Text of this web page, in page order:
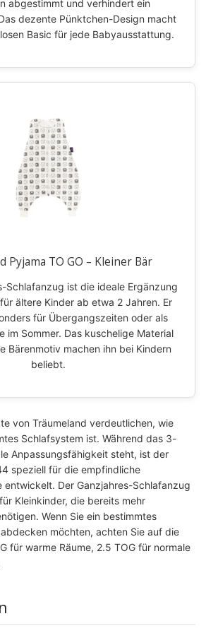
abgestimmt und verhindert ein
dezente Pünktchen-Design macht
Basic für jede Babyausstattung.
Pyjama TO GO – Kleiner Bär
Schlafanzug ist die ideale Ergänzung
ältere Kinder ab etwa 2 Jahren. Er
für Übergangszeiten oder als
im Sommer. Das kuschelige Material
Bärenmotiv machen ihn bei Kindern
beliebt.
von Träumeland verdeutlichen, wie
Schlafsystem ist. Während das 3-
Anpassungsfähigkeit steht, ist der
speziell für die empfindliche
entwickelt. Der Ganzjahres-Schlafanzug
Kleinkinder, die bereits mehr
Wenn Sie ein bestimmtes
möchten, achten Sie auf die
für warme Räume, 2.5 TOG für normale